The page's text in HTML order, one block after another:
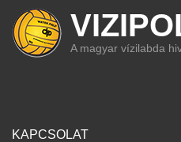
A magyar vízilabda
KAPCSOLAT